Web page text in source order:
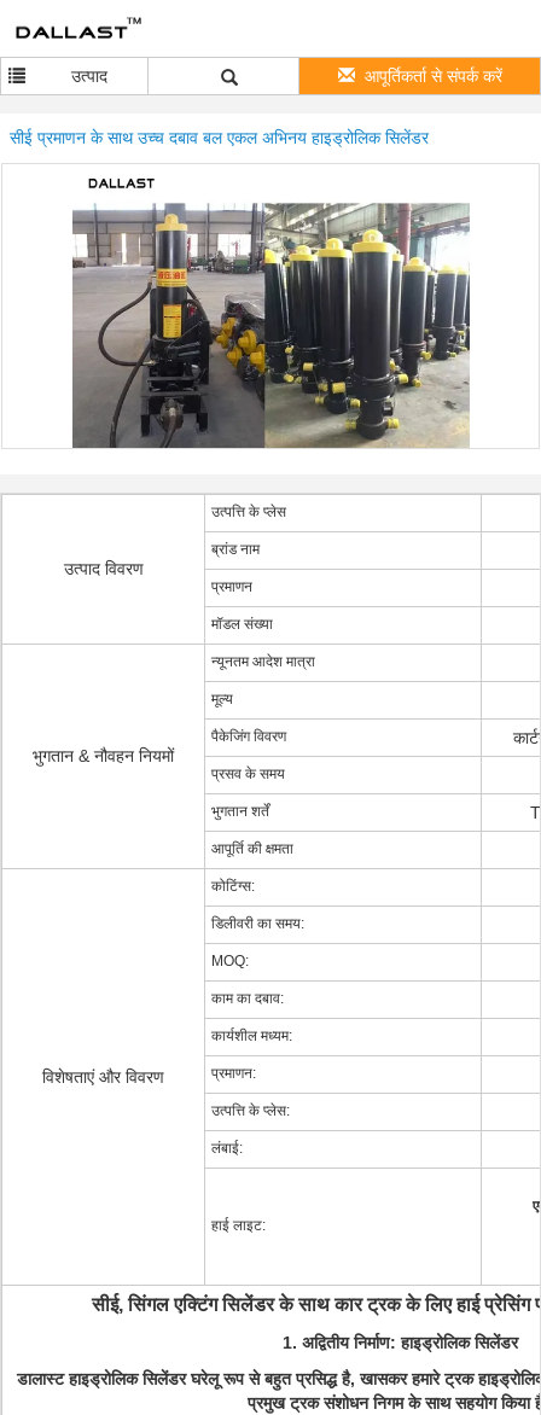
उत्पाद आपूर्तिकर्ता से संपर्क करें
सीई प्रमाणन के साथ उच्च दबाव बल एकल अभिनय हाइड्रोलिक सिलेंडर
उत्पाद विवरण
उत्पत्ति के प्लेस
ब्रांड नाम
प्रमाणन
मॉडल संख्या
भुगतान & नौवहन नियमों
न्यूनतम आदेश मात्रा
मूल्य
पैकेजिंग विवरण
प्रसव के समय
भुगतान शर्तें
आपूर्ति की क्षमता
विशेषताएं और विवरण
कोटिंग्स:
डिलीवरी का समय:
MOQ:
काम का दबाव:
कार्यशील मध्यम:
प्रमाणन:
उत्पत्ति के प्लेस:
लंबाई:
हाई लाइट:
सीई, सिंगल एक्टिंग सिलेंडर के साथ कार ट्रक के लिए हाई प्रेसिंग
1. अद्वितीय निर्माण: हाइड्रोलिक सिलेंडर
डालास्ट हाइड्रोलिक सिलेंडर घरेलू रूप से बहुत प्रसिद्ध है, खासकर हमारे ट्रक
प्रमुख ट्रक संशोधन निगम के साथ सहयोग किया